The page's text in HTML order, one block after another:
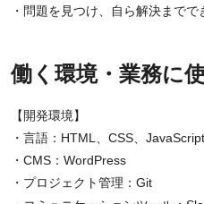
・問題を見つけ、自ら解決までで
働く環境・業務に
【開発環境】
・言語：HTML、CSS、JavaScript
・CMS：WordPress
・プロジェクト管理：Git